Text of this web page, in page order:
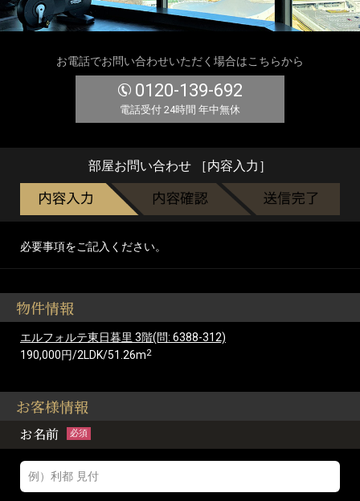
お電話でお問い合わせいただく場合はこちらから
0120-139-692
電話受付 24時間 年中無休
部屋お問い合わせ ［内容入力］
必要事項をご記入ください。
物件情報
エルフォルテ東日暮里 3階(問: 6388-312)
190,000円/2LDK/51.26m2
お客様情報
お名前 必須